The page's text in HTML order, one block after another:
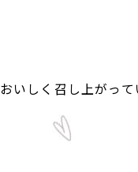
おいしく召し上がっ